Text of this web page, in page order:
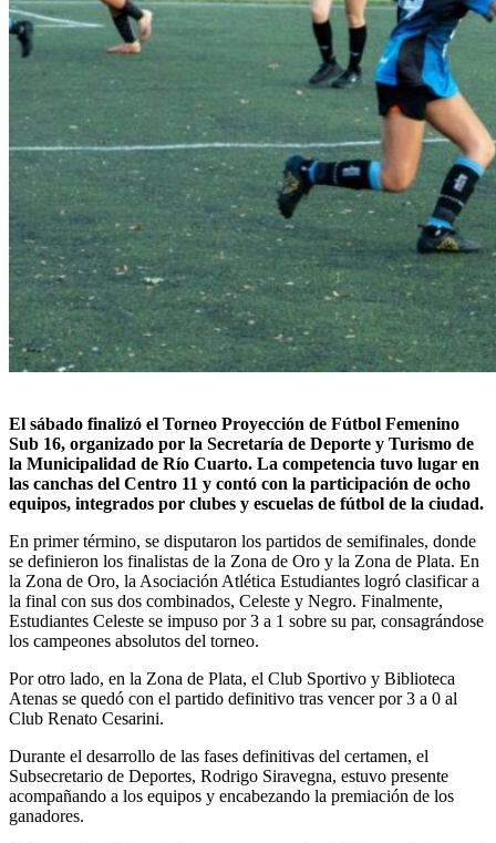
El sábado finalizó el Torneo Proyección de Fútbol Femenino
Sub 16, organizado por la Secretaría de Deporte y Turismo de
la Municipalidad de Río Cuarto. La competencia tuvo lugar en
las canchas del Centro 11 y contó con la participación de ocho
equipos, integrados por clubes y escuelas de fútbol de la ciudad.
En primer término, se disputaron los partidos de semifinales, donde
se definieron los finalistas de la Zona de Oro y la Zona de Plata. En
la Zona de Oro, la Asociación Atlética Estudiantes logró clasificar a
la final con sus dos combinados, Celeste y Negro. Finalmente,
Estudiantes Celeste se impuso por 3 a 1 sobre su par, consagrándose
los campeones absolutos del torneo.
Por otro lado, en la Zona de Plata, el Club Sportivo y Biblioteca
Atenas se quedó con el partido definitivo tras vencer por 3 a 0 al
Club Renato Cesarini.
Durante el desarrollo de las fases definitivas del certamen, el
Subsecretario de Deportes, Rodrigo Siravegna, estuvo presente
acompañando a los equipos y encabezando la premiación de los
ganadores.